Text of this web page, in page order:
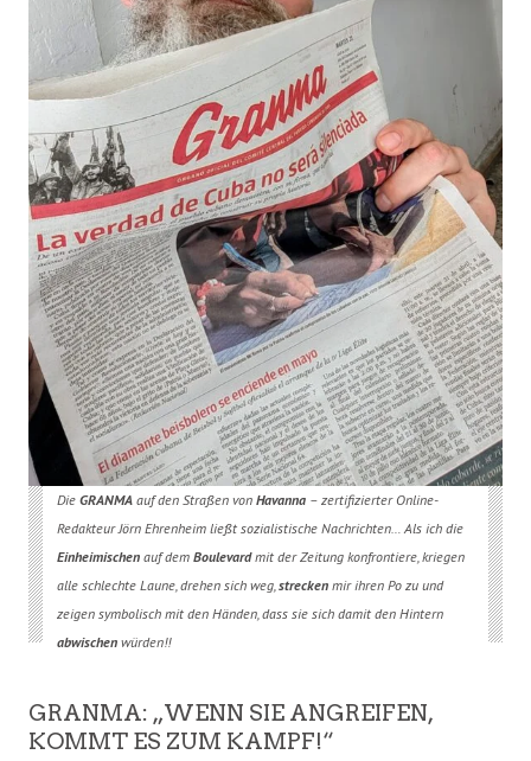
Die GRANMAauf den Straßen von Havanna– zertifizierter Online-
Redakteur Jörn Ehrenheim ließt sozialistische Nachrichten… Als ich die
Einheimischenauf dem Boulevardmit der Zeitung konfrontiere, kriegen
alle schlechte Laune, drehen sich weg, streckenmir ihren Po zu und
zeigen symbolisch mit den Händen, dass sie sich damit den Hintern
abwischenwürden!!
GRANMA: „WENN SIE ANGREIFEN,
KOMMT ES ZUM KAMPF!“